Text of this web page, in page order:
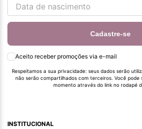
Cadastre-se
Aceito receber promoções via e-mail
Respeitamos a sua privacidade: seus dados serão
não serão compartilhados com terceiros. Você pode
momento através do link no rodapé
INSTITUCIONAL